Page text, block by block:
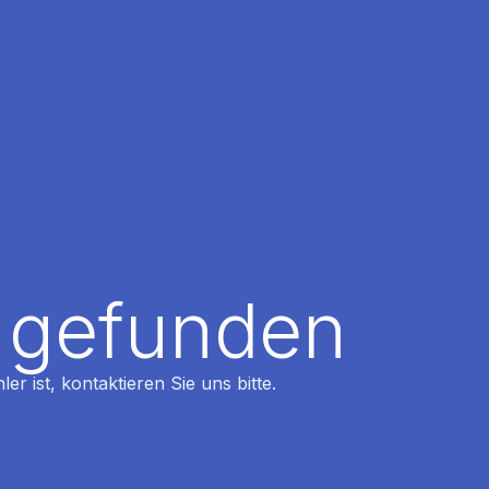
ist, kontaktieren Sie uns bitte.